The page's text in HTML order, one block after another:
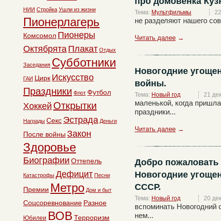
Тема: Мультфильмы
не разделяют нашего
Читать далее →
Новогодние
войны.
Тема: Новый год 21
маленькой, когда
праздники...
Читать далее →
Добро пожаловать
Новогодние
СССР.
Тема: Новый год 20
вспоминать
нем...
НИИ Стройка Ушли из жизни
Пионерлагерь
Комсомол Пионеры
Октябрята Плакат Отдых
Заседания Субботники
ГАИ Цирк Искусство
Праздники Флот Футбол
Хоккей Открытки
Награды Секс Эстрада Деньги
После войны Закон
Здоровье
Биографии Оттепель
Катастрофы Дефицит Песни
Премии Метро Дом и быт
Соцсоревнование Разное
Юбилеи ВОВ Терроризм